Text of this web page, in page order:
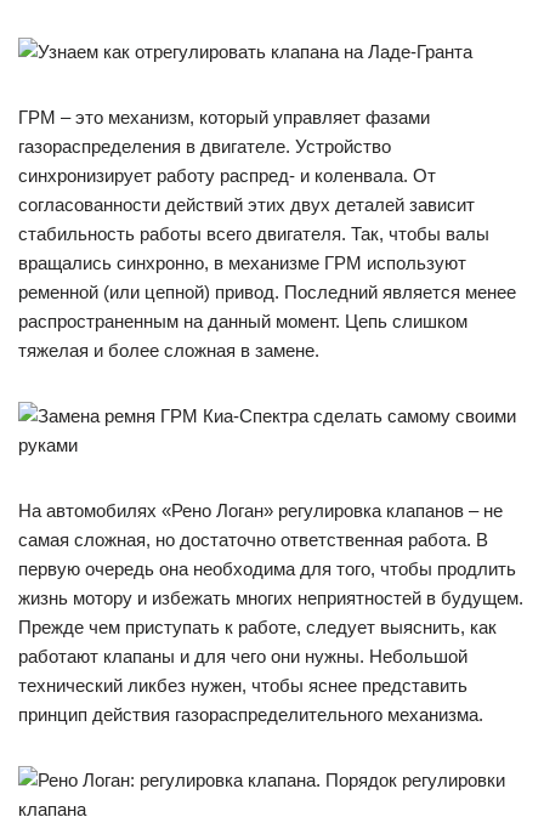
ГРМ – это механизм, который управляет фазами
газораспределения в двигателе. Устройство
синхронизирует работу распред- и коленвала. От
согласованности действий этих двух деталей зависит
стабильность работы всего двигателя. Так, чтобы валы
вращались синхронно, в механизме ГРМ используют
ременной (или цепной) привод. Последний является менее
распространенным на данный момент. Цепь слишком
тяжелая и более сложная в замене.
На автомобилях «Рено Логан» регулировка клапанов – не
самая сложная, но достаточно ответственная работа. В
первую очередь она необходима для того, чтобы продлить
жизнь мотору и избежать многих неприятностей в будущем.
Прежде чем приступать к работе, следует выяснить, как
работают клапаны и для чего они нужны. Небольшой
технический ликбез нужен, чтобы яснее представить
принцип действия газораспределительного механизма.